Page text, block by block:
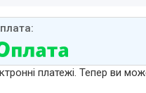
платежі. Тепер ви